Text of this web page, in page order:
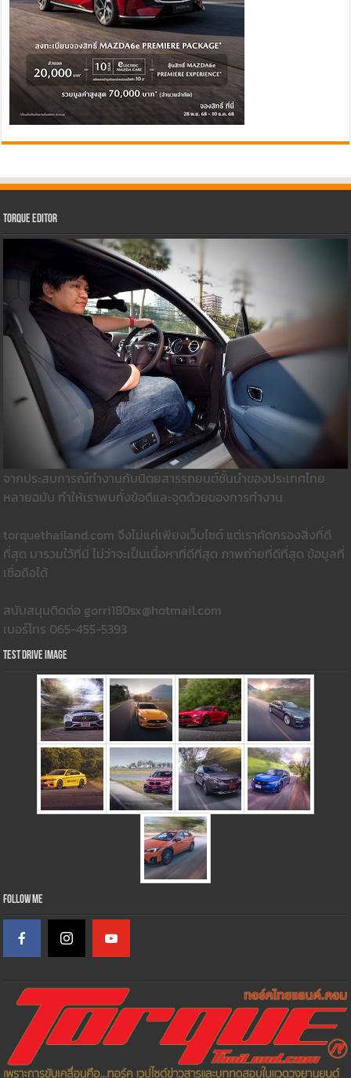
Torque Editor
จากประสบการณ์ทำงานกับนิตยสารรถยนต์ชั้นนำของประเทศไทย
หลายฉบับ ทำให้เราพบทั้งข้อดีและจุดด้วยของการทำงาน
torquethailand.com จึงไม่แค่เพียงเว็บไซต์ แต่เราคัดกรองสิ่งที่ดี
ที่สุด มารวมใว้ที่นี่ ไม่ว่าจะเป็นเนื้อหาที่ดีที่สุด ภาพถ่ายที่ดีที่สุด ข้อมูลที่
เชื่อถือได้
สนับสนุนติดต่อ gorri180sx@hotmail.com
เบอร์โทร 065-455-5393
Test Drive Image
Follow Me